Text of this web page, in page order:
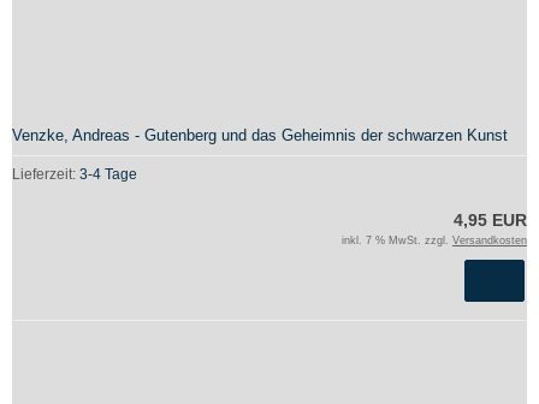
Venzke, Andreas - Gutenberg und das Geheimnis der schwarzen Kunst
Lieferzeit: 3-4 Tage
4,95 EUR
inkl. 7 % MwSt. zzgl. Versandkosten